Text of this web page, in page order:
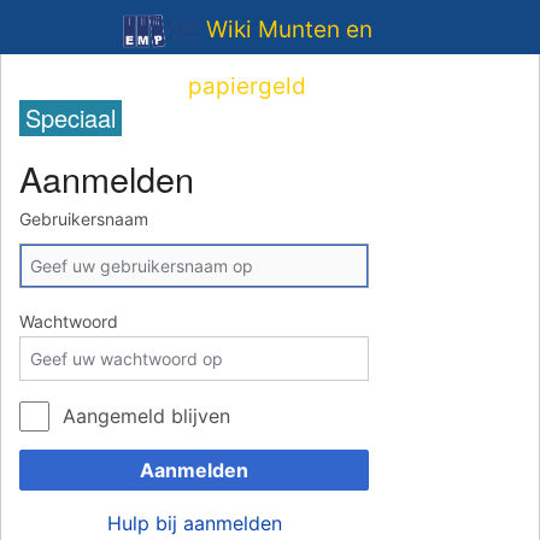
Wiki Munten en
papiergeld
Speciaal
Aanmelden
Gebruikersnaam
Wachtwoord
Aangemeld blijven
Aanmelden
Hulp bij aanmelden